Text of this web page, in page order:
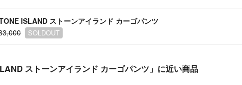
ISLAND ストーンアイランド カーゴパンツ
SOLDOUT
ストーンアイランド カーゴパンツ」に近い商品